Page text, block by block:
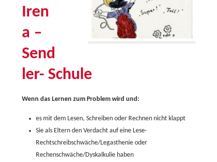
Iren
a –
Send
ler- Schule
Wenn das Lernen zum Problem wird und:
es mit dem Lesen, Schreiben oder Rechnen nicht klappt
Sie als Eltern den Verdacht auf eine Lese-
Rechtschreibschwäche/Legasthenie oder
Rechenschwäche/Dyskalkulie haben